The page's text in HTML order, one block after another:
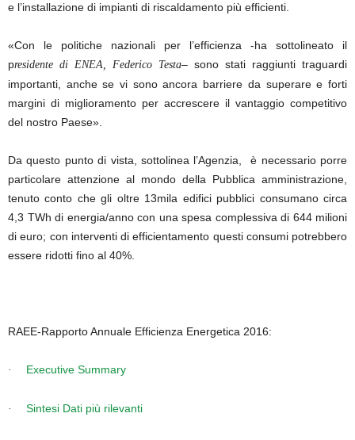
e l’installazione di impianti di riscaldamento più efficienti.
«Con le politiche nazionali per l’efficienza -ha sottolineato il
presidente di ENEA, Federico Testa– sono stati raggiunti traguardi
importanti, anche se vi sono ancora barriere da superare e forti
margini di miglioramento per accrescere il vantaggio competitivo
del nostro Paese».
Da questo punto di vista, sottolinea l’Agenzia,
è necessario porre
particolare attenzione al mondo della Pubblica amministrazione,
tenuto conto che gli oltre 13mila edifici pubblici consumano circa
4,3 TWh di energia/anno con una spesa complessiva di 644 milioni
di euro; con interventi di efficientamento questi consumi potrebbero
essere ridotti fino al 40%.
RAEE-Rapporto Annuale Efficienza Energetica 2016:
· Executive Summary
· Sintesi Dati più rilevanti